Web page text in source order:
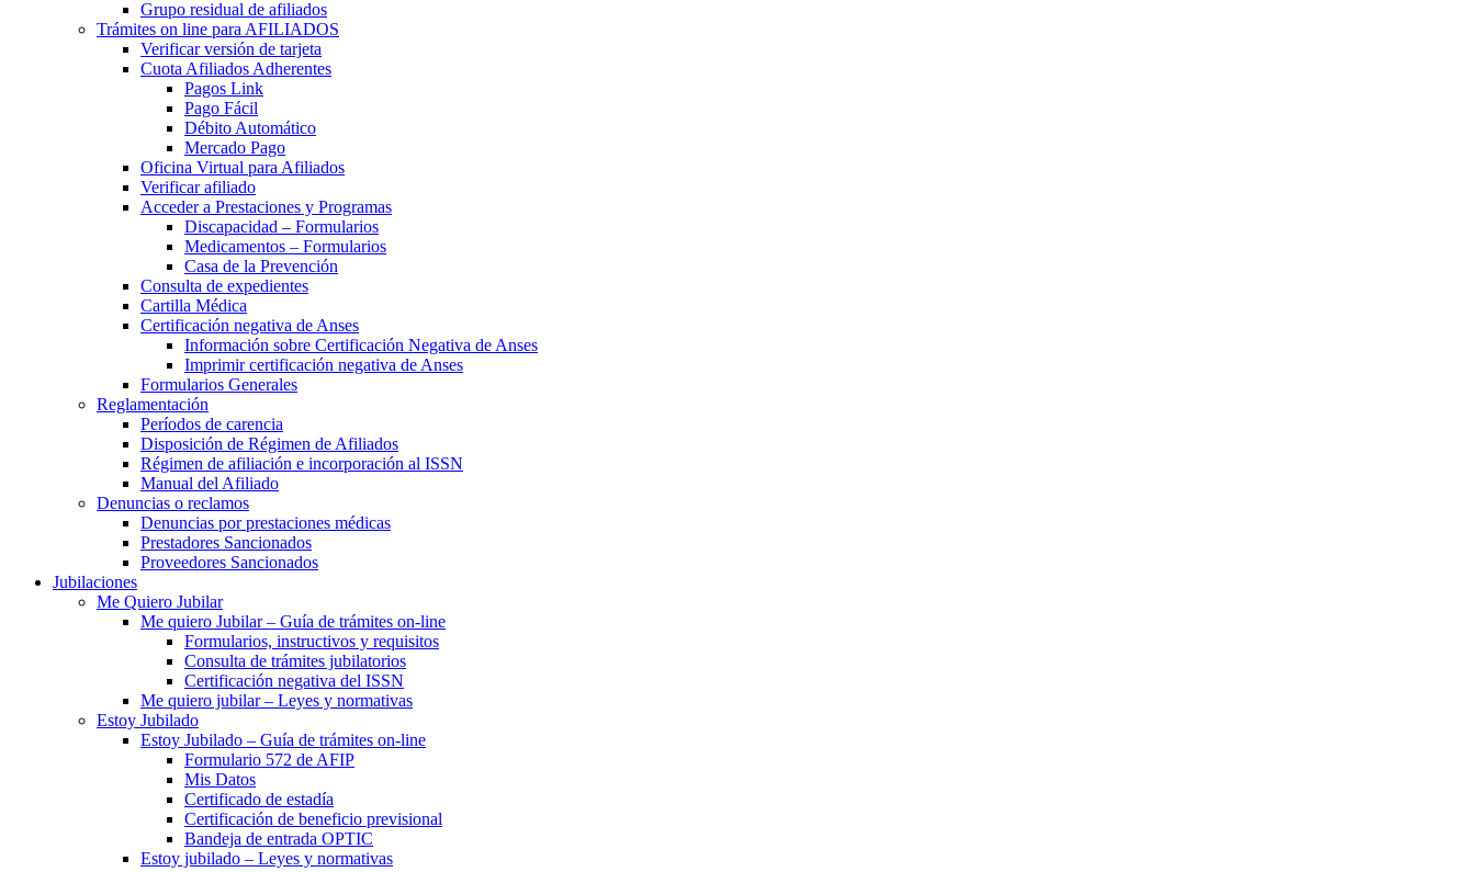
Grupo residual de afiliados
Trámites on line para AFILIADOS
Verificar versión de tarjeta
Cuota Afiliados Adherentes
Pagos Link
Pago Fácil
Débito Automático
Mercado Pago
Oficina Virtual para Afiliados
Verificar afiliado
Acceder a Prestaciones y Programas
Discapacidad – Formularios
Medicamentos – Formularios
Casa de la Prevención
Consulta de expedientes
Cartilla Médica
Certificación negativa de Anses
Información sobre Certificación Negativa de Anses
Imprimir certificación negativa de Anses
Formularios Generales
Reglamentación
Períodos de carencia
Disposición de Régimen de Afiliados
Régimen de afiliación e incorporación al ISSN
Manual del Afiliado
Denuncias o reclamos
Denuncias por prestaciones médicas
Prestadores Sancionados
Proveedores Sancionados
Jubilaciones
Me Quiero Jubilar
Me quiero Jubilar – Guía de trámites on-line
Formularios, instructivos y requisitos
Consulta de trámites jubilatorios
Certificación negativa del ISSN
Me quiero jubilar – Leyes y normativas
Estoy Jubilado
Estoy Jubilado – Guía de trámites on-line
Formulario 572 de AFIP
Mis Datos
Certificado de estadía
Certificación de beneficio previsional
Bandeja de entrada OPTIC
Estoy jubilado – Leyes y normativas